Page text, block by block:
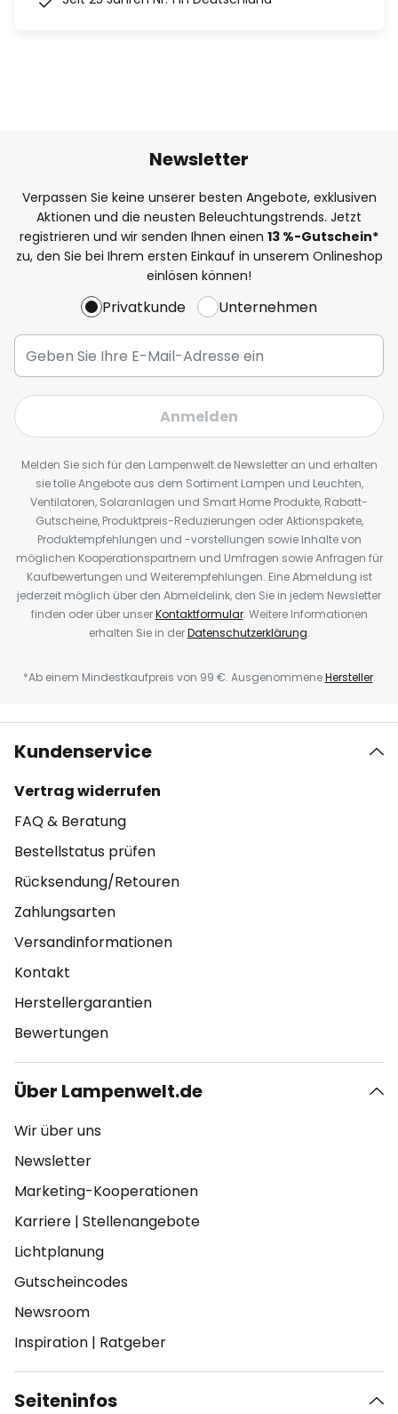
Newsletter
Verpassen Sie keine unserer besten Angebote, exklusiven
Aktionen und die neusten Beleuchtungstrends. Jetzt
registrieren und wir senden Ihnen einen 13 %-Gutschein*
zu, den Sie bei Ihrem ersten Einkauf in unserem Onlineshop
einlösen können!
Privatkunde Unternehmen
Anmelden
Melden Sie sich für den Lampenwelt.de Newsletter an und erhalten
sie tolle Angebote aus dem Sortiment Lampen und Leuchten,
Ventilatoren, Solaranlagen und Smart Home Produkte, Rabatt-
Gutscheine, Produktpreis-Reduzierungen oder Aktionspakete,
Produktempfehlungen und -vorstellungen sowie Inhalte von
möglichen Kooperationspartnern und Umfragen sowie Anfragen für
Kaufbewertungen und Weiterempfehlungen. Eine Abmeldung ist
jederzeit möglich über den Abmeldelink, den Sie in jedem Newsletter
finden oder über unserKontaktformular. Weitere Informationen
erhalten Sie in derDatenschutzerklärung.
*Ab einem Mindestkaufpreis von 99 €. AusgenommeneHersteller.
Kundenservice
Vertrag widerrufen
FAQ & Beratung
Bestellstatus prüfen
Rücksendung/Retouren
Zahlungsarten
Versandinformationen
Kontakt
Herstellergarantien
Bewertungen
Über Lampenwelt.de
Wir über uns
Newsletter
Marketing-Kooperationen
Karriere | Stellenangebote
Lichtplanung
Gutscheincodes
Newsroom
Inspiration | Ratgeber
Seiteninfos